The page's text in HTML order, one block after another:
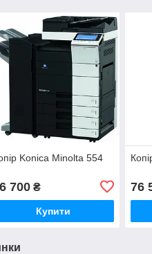
Konica Minolta 554
700₴
Купити
76